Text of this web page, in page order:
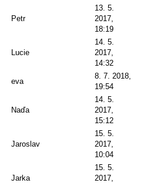
Petr
13. 5.
2017,
18:19
Lucie
14. 5.
2017,
14:32
eva
8. 7. 2018,
19:54
Naďa
14. 5.
2017,
15:12
Jaroslav
15. 5.
2017,
10:04
Jarka
15. 5.
2017,